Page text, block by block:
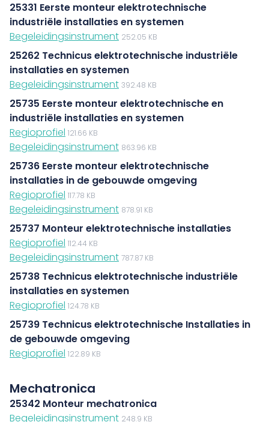
25331 Eerste monteur elektrotechnische
industriële installaties en systemen
Begeleidingsinstrument 252.05 KB
25262 Technicus elektrotechnische industriële
installaties en systemen
Begeleidingsinstrument 392.48 KB
25735 Eerste monteur elektrotechnische en
industriële installaties en systemen
Regioprofiel 121.66 KB
Begeleidingsinstrument 863.96 KB
25736 Eerste monteur elektrotechnische
installaties in de gebouwde omgeving
Regioprofiel 117.78 KB
Begeleidingsinstrument 878.91 KB
25737 Monteur elektrotechnische installaties
Regioprofiel 112.44 KB
Begeleidingsinstrument 787.87 KB
25738 Technicus elektrotechnische industriële
installaties en systemen
Regioprofiel 124.78 KB
25739 Technicus elektrotechnische Installaties in
de gebouwde omgeving
Regioprofiel 122.89 KB
Mechatronica
25342 Monteur mechatronica
Begeleidingsinstrument 248.9 KB